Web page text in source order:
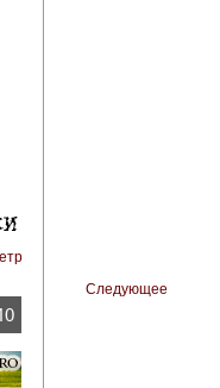
Следующее